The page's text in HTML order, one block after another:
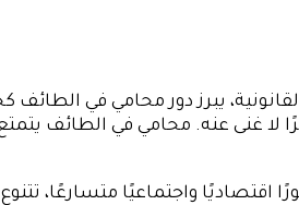
يبرز دور محامي في
عنه. محامي في الطائف يتمتع
اقتصاديًا واجتماعيًا متسارعًا،